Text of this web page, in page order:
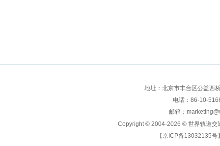
地址：北京市丰台区公益西
电话：86-10-
邮箱：
Copyright © 2004-2026 © 世界轨道交
【京ICP备13032135